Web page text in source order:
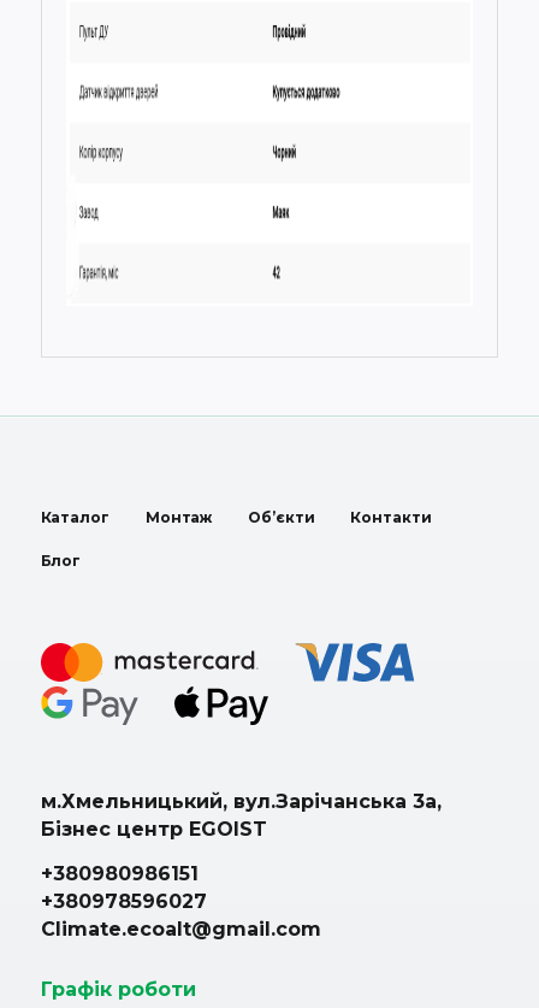
Каталог Монтаж Об’єкти Контакти
Блог
м.Хмельницький, вул.Зарічанська 3а,
Бізнес центр EGOIST
+380980986151
+380978596027
Climate.ecoalt@gmail.com
Графік роботи